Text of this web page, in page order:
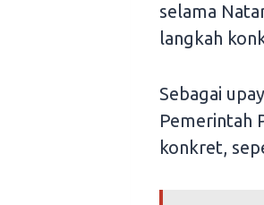
selama
langkah
Sebagai
Pemerintah
konkret,